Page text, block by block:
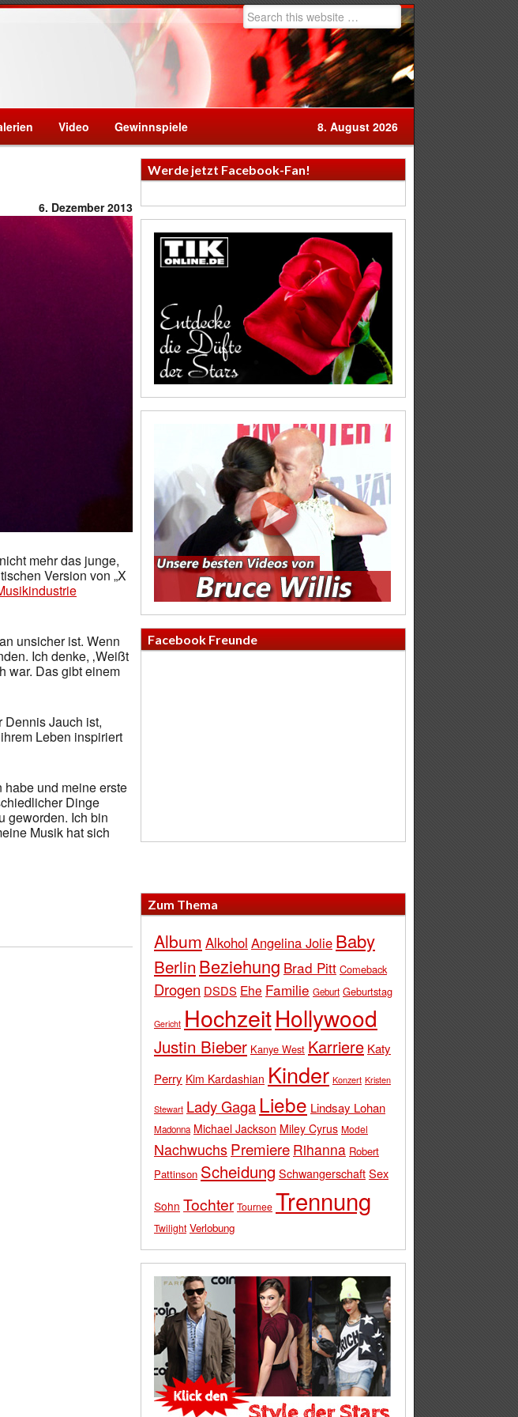
Video Gewinnspiele 8. August 2026
6. Dezember 2013
mehr das junge,
Version von „X
unsicher ist. Wenn
Ich denke, ‚Weißt
war. Das gibt einem
Dennis Jauch ist,
Leben inspiriert
und meine erste
Dinge
geworden. Ich bin
Musik hat sich
Werde jetzt Facebook-Fan!
Facebook Freunde
Zum Thema
Album Alkohol Angelina Jolie Baby
Berlin Beziehung Brad Pitt Comeback
Drogen DSDS Ehe Familie Geburt Geburtstag
Gericht HochzeitHollywood
Justin Bieber Kanye West Karriere Katy
Perry Kim Kardashian Kinder Konzert Kristen
Stewart Lady Gaga Liebe Lindsay Lohan
Madonna Michael Jackson Miley Cyrus Model
Nachwuchs Premiere Rihanna Robert
Pattinson Scheidung SchwangerschaftSex
Sohn Tochter Tournee Trennung
Twilight Verlobung